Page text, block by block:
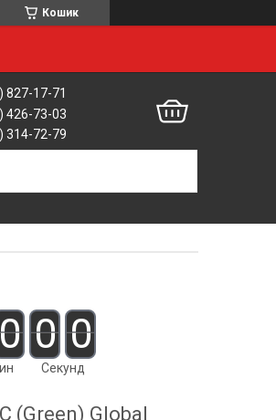
Кошик
827-17-71
426-73-03
314-72-79
0 0
Секунд
(Green) Global